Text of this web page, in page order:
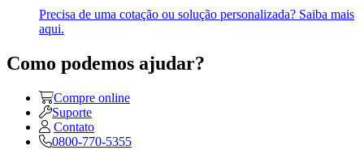
Precisa de uma cotação ou solução personalizada? Saiba mais
aqui.
Como podemos ajudar?
Compre online
Suporte
Contato
0800-770-5355